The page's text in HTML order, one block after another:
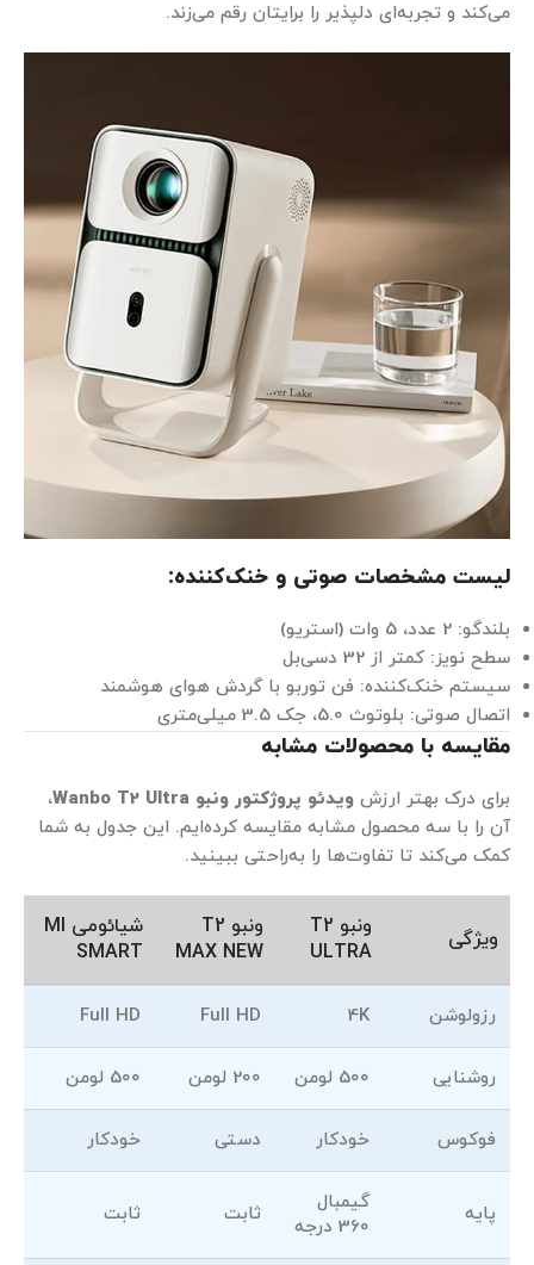
می‌کند و تجربه‌ای دلپذیر را برایتان رقم می‌زند.
لیست مشخصات صوتی و خنک‌کننده:
بلندگو: 2 عدد، 5 وات (استریو)
سطح نویز: کمتر از 32 دسی‌بل
سیستم خنک‌کننده: فن توربو با گردش هوای هوشمند
اتصال صوتی: بلوتوث 5.0، جک 3.5 میلی‌متری
مقایسه با محصولات مشابه
برای درک بهتر ارزش ویدئو پروژکتور ونبو Wanbo T2 Ultra،
آن را با سه محصول مشابه مقایسه کرده‌ایم. این جدول به شما
کمک می‌کند تا تفاوت‌ها را به‌راحتی ببینید.
ویژگی
ونبو T2
ULTRA
ونبو T2
MAX NEW
شیائومی MI
SMART
رزولوشن 4K
Full HD
Full HD
روشنایی 500 لومن 200 لومن 500 لومن
فوکوس خودکار دستی خودکار
پایه
گیمبال
360 درجه
ثابت ثابت